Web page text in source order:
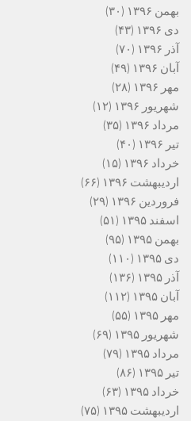
بهمن ۱۳۹۶
(۳۰)
دی ۱۳۹۶
(۴۳)
آذر ۱۳۹۶
(۷۰)
آبان ۱۳۹۶
(۴۹)
مهر ۱۳۹۶
(۲۸)
شهریور ۱۳۹۶
(۱۲)
مرداد ۱۳۹۶
(۳۵)
تیر ۱۳۹۶
(۴۰)
خرداد ۱۳۹۶
(۱۵)
اردیبهشت ۱۳۹۶
(۶۶)
فروردین ۱۳۹۶
(۲۹)
اسفند ۱۳۹۵
(۵۱)
بهمن ۱۳۹۵
(۹۵)
دی ۱۳۹۵
(۱۱۰)
آذر ۱۳۹۵
(۱۳۶)
آبان ۱۳۹۵
(۱۱۲)
مهر ۱۳۹۵
(۵۵)
شهریور ۱۳۹۵
(۶۹)
مرداد ۱۳۹۵
(۷۹)
تیر ۱۳۹۵
(۸۶)
خرداد ۱۳۹۵
(۶۳)
اردیبهشت ۱۳۹۵
(۷۵)